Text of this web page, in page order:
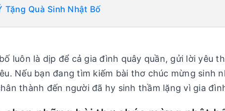
Tặng Quà Sinh Nhật Bố
luôn là dịp để cả gia đình quây quần, gửi lời yêu
Nếu bạn đang tìm kiếm bài thơ chúc mừng sinh
thành đến người đã hy sinh thầm lặng vì gia